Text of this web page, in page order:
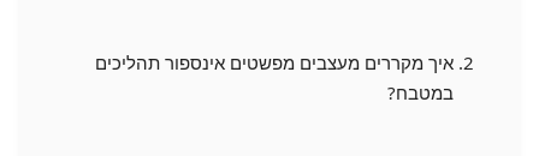
איך מקררים מעצבים מפשטים אינספור תהליכים
במטבח?